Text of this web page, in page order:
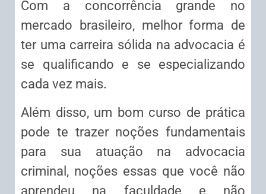
Com a concorrência grande no
mercado brasileiro, melhor forma de
ter uma carreira sólida na advocacia é
se qualificando e se especializando
cada vez mais.
Além disso, um bom curso de prática
pode te trazer noções fundamentais
para sua atuação na advocacia
criminal, noções essas que você não
aprendeu na faculdade e não